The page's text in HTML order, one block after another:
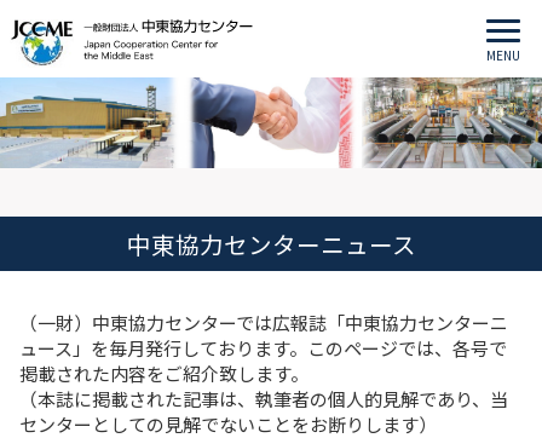
MENU
中東協力センターニュース
（一財）中東協力センターでは広報誌「中東協力センターニ
ュース」を毎月発行しております。このページでは、各号で
掲載された内容をご紹介致します。
（本誌に掲載された記事は、執筆者の個人的見解であり、当
センターとしての見解でないことをお断りします）